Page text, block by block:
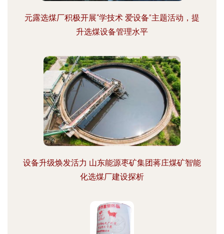
元露选煤厂积极开展“学技术 爱设备”主题活动，提
升选煤设备管理水平
设备升级焕发活力 山东能源枣矿集团蒋庄煤矿智能
化选煤厂建设探析